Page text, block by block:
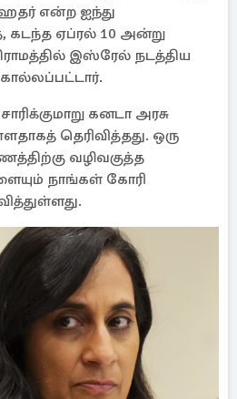
என்ற ஐந்து
கடந்த ஏப்ரல் 10 அன்று
இஸ்ரேல் நடத்திய
கனடா அரசு
தெரிவித்தது. ஒரு
வழிவகுத்த
நாங்கள் கோரி